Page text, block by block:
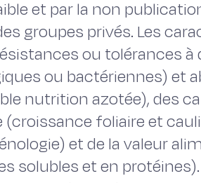
et par la non
groupes privés. Les
ou tolérances
ou bactériennes) et
nutrition azotée), des
foliaire et
et de la valeur
solubles et en